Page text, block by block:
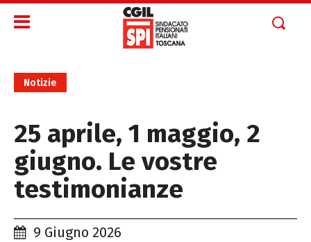
Notizie
25 aprile, 1 maggio, 2
giugno. Le vostre
testimonianze
9 Giugno 2026